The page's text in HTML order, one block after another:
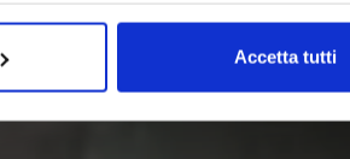
Accetta tutti